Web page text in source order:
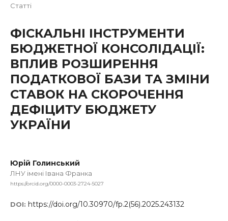
Статті
ФІСКАЛЬНІ ІНСТРУМЕНТИ
БЮДЖЕТНОЇ КОНСОЛІДАЦІЇ:
ВПЛИВ РОЗШИРЕННЯ
ПОДАТКОВОЇ БАЗИ ТА ЗМІНИ
СТАВОК НА СКОРОЧЕННЯ
ДЕФІЦИТУ БЮДЖЕТУ
УКРАЇНИ
Юрій Голинський
ЛНУ імені Івана Франка
https://orcid.org/0000-0003-2724-5027
DOI: https://doi.org/10.30970/fp.2(56).2025.243132